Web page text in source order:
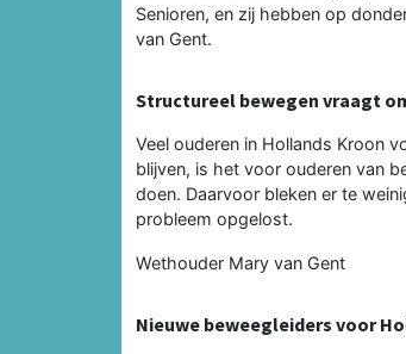
Senioren, en zij hebben op
van Gent.
Structureel bewegen vraagt
Veel ouderen in Hollands Kroon
blijven, is het voor ouderen van
doen. Daarvoor bleken er te
probleem opgelost.
Wethouder Mary van Gent
Nieuwe beweegleiders voor